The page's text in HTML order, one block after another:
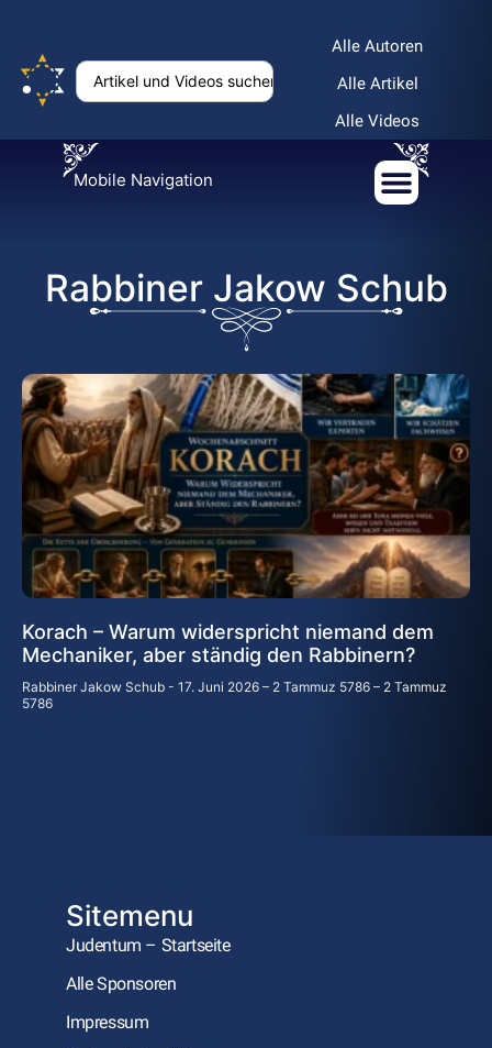
Alle Autoren
Alle Artikel
Alle Videos
Mobile Navigation
Rabbiner Jakow Schub
Korach – Warum widerspricht niemand dem
Mechaniker, aber ständig den Rabbinern?
Rabbiner Jakow Schub
17. Juni 2026 – 2 Tammuz 5786 – 2 Tammuz
5786
Sitemenu
Judentum – Startseite
Alle Sponsoren
Impressum